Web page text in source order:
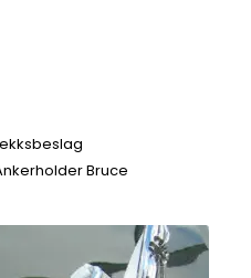
Bruce